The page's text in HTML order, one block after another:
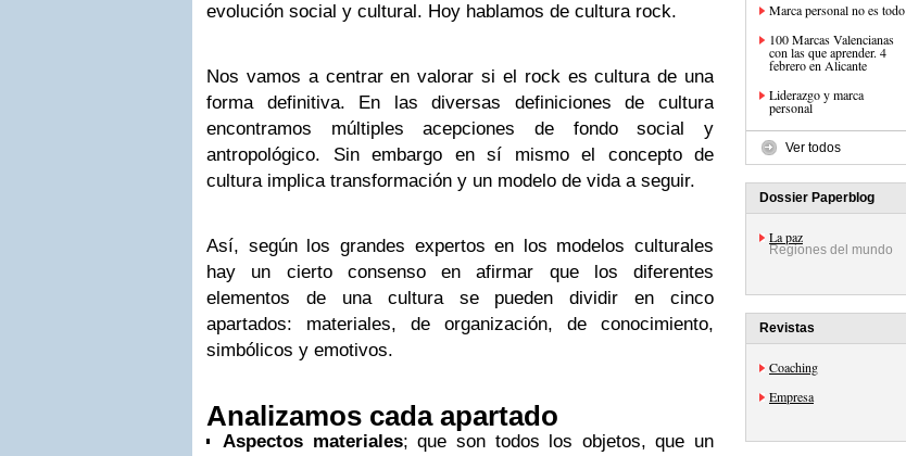
evolución social y cultural. Hoy hablamos de cultura rock.
Nos vamos a centrar en valorar si el rock es cultura de una
forma definitiva. En las diversas definiciones de cultura
encontramos múltiples acepciones de fondo social y
antropológico. Sin embargo en sí mismo el concepto de
cultura implica transformación y un modelo de vida a seguir.
Así, según los grandes expertos en los modelos culturales
hay un cierto consenso en afirmar que los diferentes
elementos de una cultura se pueden dividir en cinco
apartados: materiales, de organización, de conocimiento,
simbólicos y emotivos.
Analizamos cada apartado
Aspectos materiales; que son todos los objetos, que un
Marca personal no es todo
100 Marcas Valencianas
con las que aprender. 4
febrero en Alicante
Liderazgo y marca
personal
Ver todos
Dossier Paperblog
La paz
Regiones del mundo
Revistas
Coaching
Empresa